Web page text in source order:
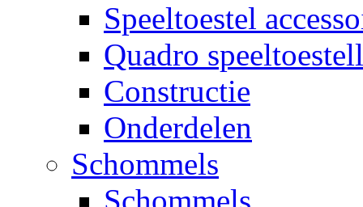
Speeltoestel
Quadro
Constructie
Onderdelen
Schommels